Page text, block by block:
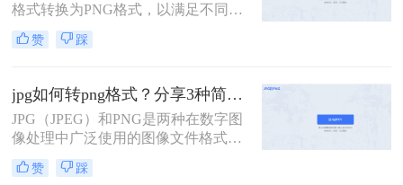
格式转换为PNG格式，以满足不同的
需求。PNG格式以其无损压缩和透明
度支持等特性，在网页设计和多媒体
转换png呢？本文将介绍四种将图片
转换为PNG格式的方法。
赞 踩
jpg如何转png格式？分享3种简单转换方法！
JPG（JPEG）和PNG是两种在数字图
像处理中广泛使用的图像文件格式。
JPG以其高效的压缩算法和广泛的兼
容性成为存储照片和图像的首选格
赞 踩